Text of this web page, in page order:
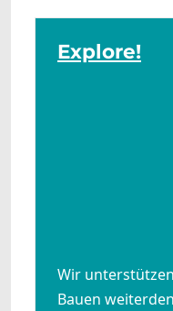
Explore!
Wir
Bauen